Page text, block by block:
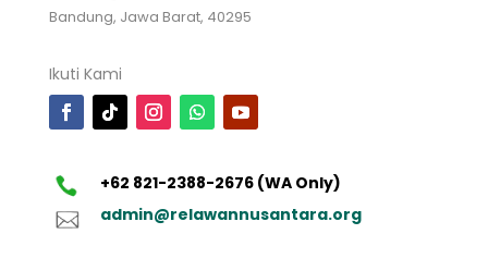
Bandung, Jawa Barat, 40295
Ikuti Kami
+62 821-2388-2676 (WA Only)
admin@relawannusantara.org